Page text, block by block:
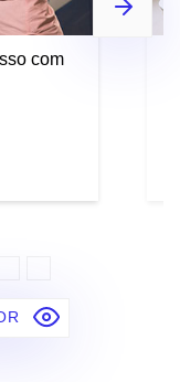
com